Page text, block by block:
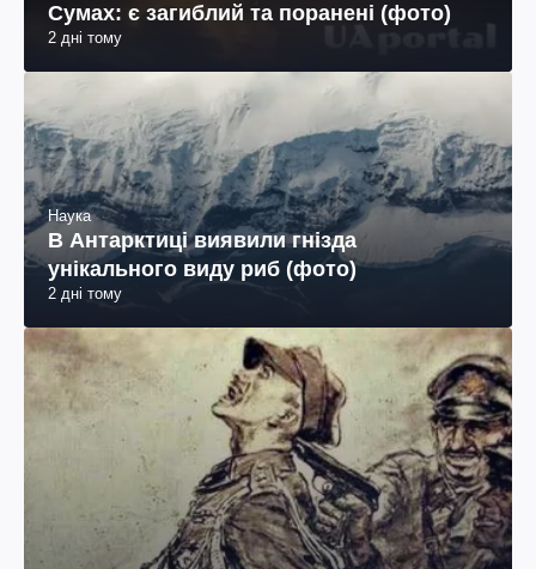
Сумах: є загиблий та поранені (фото)
2 дні тому
Наука
В Антарктиці виявили гнізда
унікального виду риб (фото)
2 дні тому